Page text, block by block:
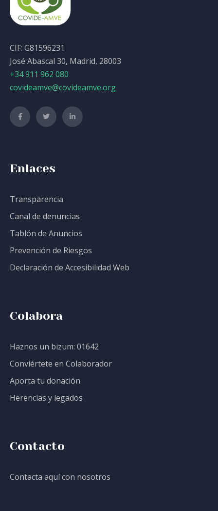
CIF: G81596231
José Abascal 30, Madrid, 28003
+34 911 962 080
covideamve@covideamve.org
Enlaces
Transparencia
Canal de denuncias
Tablón de Anuncios
Prevención de Riesgos
Declaración de Accesibilidad Web
Colabora
Haznos un bizum: 01642
Conviértete en Colaborador
Aporta tu donación
Herencias y legados
Contacto
Contacta aquí con nosotros